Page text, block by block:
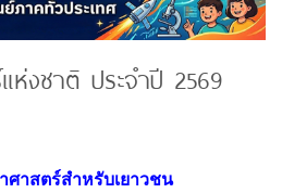
งชาติ ประจำปี 2569
ศาสตร์สำหรับเยาวชน